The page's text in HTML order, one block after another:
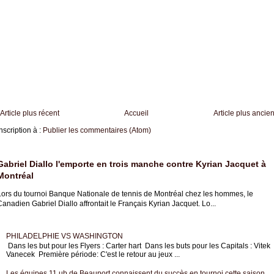
Article plus récent Article plus ancien
Accueil
à : Publier les commentaires (Atom)
Diallo l'emporte en trois manche contre Kyrian Jacquet à
du tournoi Banque Nationale de tennis de Montréal chez les hommes, le
Gabriel Diallo affrontait le Français Kyrian Jacquet. Lo...
PHILADELPHIE VS WASHINGTON
Dans les but pour les Flyers : Carter hart Dans les buts pour les Capitals : Vitek
Vanecek Première période: C'est le retour au jeux ...